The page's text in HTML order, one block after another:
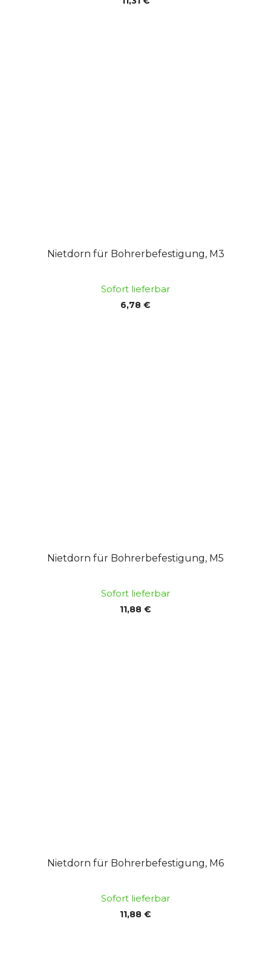
Nietdorn für Bohrerbefestigung, M3
Sofort lieferbar
6,78 €
Nietdorn für Bohrerbefestigung, M5
Sofort lieferbar
11,88 €
Nietdorn für Bohrerbefestigung, M6
Sofort lieferbar
11,88 €